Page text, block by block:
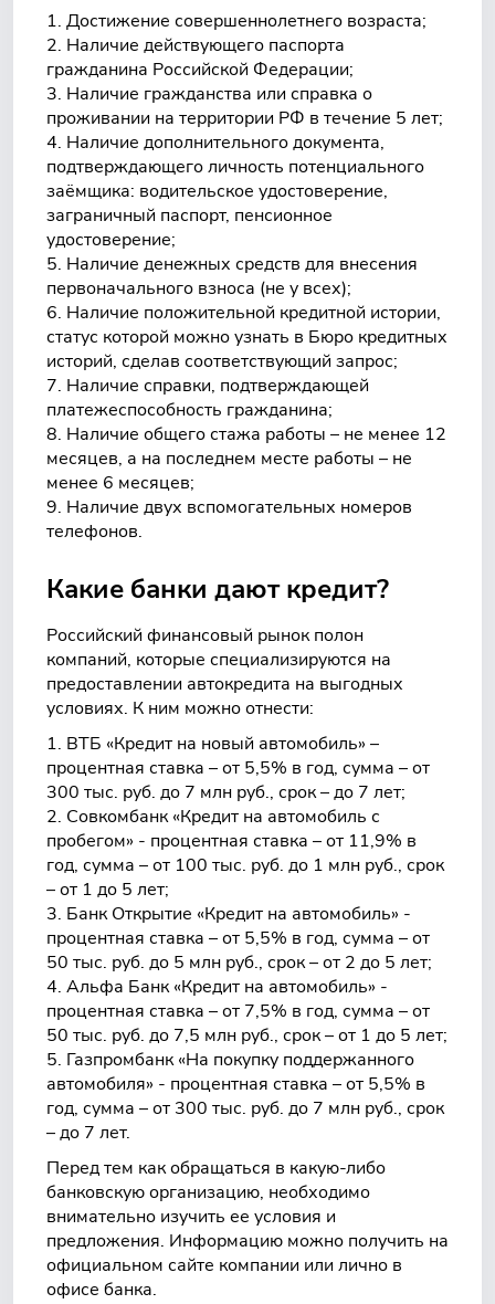
Достижение совершеннолетнего возраста;
Наличие действующего паспорта
гражданина Российской Федерации;
Наличие гражданства или справка о
проживании на территории РФ в течение 5 лет;
Наличие дополнительного документа,
подтверждающего личность потенциального
заёмщика: водительское удостоверение,
заграничный паспорт, пенсионное
удостоверение;
Наличие денежных средств для внесения
первоначального взноса (не у всех);
Наличие положительной кредитной истории,
статус которой можно узнать в Бюро кредитных
историй, сделав соответствующий запрос;
Наличие справки, подтверждающей
платежеспособность гражданина;
Наличие общего стажа работы – не менее 12
месяцев, а на последнем месте работы – не
менее 6 месяцев;
Наличие двух вспомогательных номеров
телефонов.
Какие банки дают кредит?
Российский финансовый рынок полон
компаний, которые специализируются на
предоставлении автокредита на выгодных
условиях. К ним можно отнести:
ВТБ «Кредит на новый автомобиль» –
процентная ставка – от 5,5% в год, сумма – от
300 тыс. руб. до 7 млн руб., срок – до 7 лет;
Совкомбанк «Кредит на автомобиль с
пробегом» - процентная ставка – от 11,9% в
год, сумма – от 100 тыс. руб. до 1 млн руб., срок
– от 1 до 5 лет;
Банк Открытие «Кредит на автомобиль» -
процентная ставка – от 5,5% в год, сумма – от
50 тыс. руб. до 5 млн руб., срок – от 2 до 5 лет;
Альфа Банк «Кредит на автомобиль» -
процентная ставка – от 7,5% в год, сумма – от
50 тыс. руб. до 7,5 млн руб., срок – от 1 до 5 лет;
Газпромбанк «На покупку поддержанного
автомобиля» - процентная ставка – от 5,5% в
год, сумма – от 300 тыс. руб. до 7 млн руб., срок
– до 7 лет.
Перед тем как обращаться в какую-либо
банковскую организацию, необходимо
внимательно изучить ее условия и
предложения. Информацию можно получить на
официальном сайте компании или лично в
офисе банка.